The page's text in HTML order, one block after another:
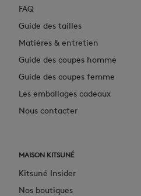
FAQ
Guide des tailles
Matières & entretien
Guide des coupes homme
Guide des coupes femme
Les emballages cadeaux
Nous contacter
MAISON KITSUNÉ
Kitsuné Insider
Nos boutiques